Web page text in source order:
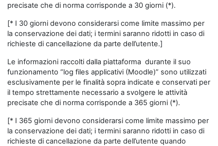
precisate che di norma corrisponde a 30 giorni (*).
[* I 30 giorni devono considerarsi come limite massimo per
la conservazione dei dati; i termini saranno ridotti in caso di
richieste di cancellazione da parte dell’utente.]
Le informazioni raccolti dalla piattaforma durante il suo
funzionamento “log files applicativi (Moodle)” sono utilizzati
esclusivamente per le finalità sopra indicate e conservati per
il tempo strettamente necessario a svolgere le attività
precisate che di norma corrisponde a 365 giorni (*).
[* I 365 giorni devono considerarsi come limite massimo per
la conservazione dei dati; i termini saranno ridotti in caso di
richieste di cancellazione da parte dell’utente quando